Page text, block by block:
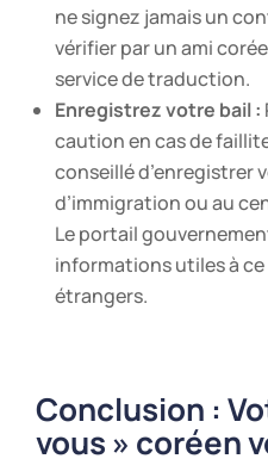
ne signez jamais un
vérifier par un ami
service de traduction.
Enregistrez votre bail :
caution en cas de
conseillé d’enregistrer
d’immigration ou au
Le portail
informations utiles à
étrangers.
Conclusion :
vous » coréen